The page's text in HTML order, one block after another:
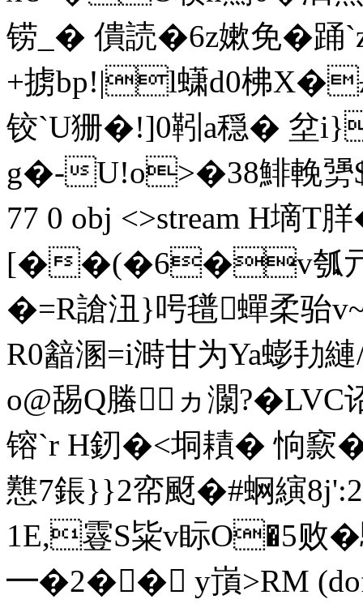
铹_� 僓読�6z嫰免�踊`z
+掳bp!|l蟏d0柫X�
铰`U狦�!]0靷a穏� 坌
g�-U!o>�38鯡輓勥
77 0 obj <>stream H墑T
[��(�6�v瓠亓
�=R謒沑}呺氆蟬柔骀
R0韽溷=i溡甘为Ya蟛
o@舓Q螣ヵ灁?�
镕`r H釰�<垌耫� 恦窾
戁7鋹}}2帟颬�#蛧縯
1E,霯S粊v眎O�5败�
━�2�� y嵿>RM